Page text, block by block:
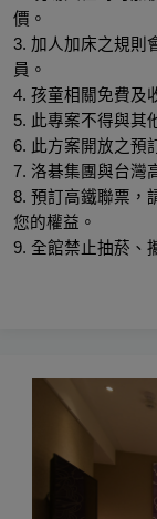
價。
3. 加人加床之規則
員。
4. 孩童相關免費及
5. 此專案不得與其
6. 此方案開放之預
7. 洛碁集團與台灣
8. 預訂高鐵聯票，
您的權益。
9. 全館禁止抽菸、